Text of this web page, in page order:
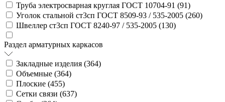
Труба электросварная круглая ГОСТ 10704-91 (91)
Уголок стальной ст3сп ГОСТ 8509-93 / 535-2005 (260)
Швеллер ст3сп ГОСТ 8240-97 / 535-2005 (130)
Раздел арматурных каркасов
Закладные изделия (364)
Объемные (364)
Плоские (455)
Сетки связи (637)